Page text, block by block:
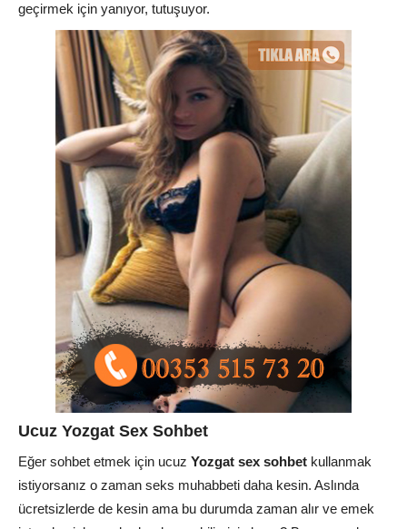
geçirmek için yanıyor, tutuşuyor.
Ucuz Yozgat Sex Sohbet
Eğer sohbet etmek için ucuz Yozgat sex sohbet kullanmak
istiyorsanız o zaman seks muhabbeti daha kesin. Aslında
ücretsizlerde de kesin ama bu durumda zaman alır ve emek